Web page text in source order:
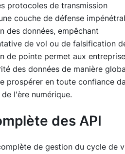
protocoles de transmission
couche de défense
des données, empêchant
de vol ou de falsification
de pointe permet aux
des données de manière
prospérer en toute confiance
l'ère numérique.
des API
de gestion du cycle de